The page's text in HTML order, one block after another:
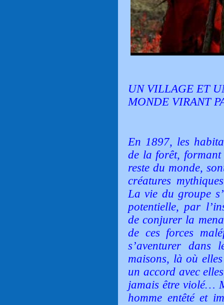
UN VILLAGE ET
MONDE VIRANT
En 1897, les
de la forêt, formant
reste du monde,
créatures
La vie du groupe
potentielle, par
de conjurer la
de ces forces
s’aventurer dans
maisons, là où
un accord avec
jamais être violé…
homme entêté et